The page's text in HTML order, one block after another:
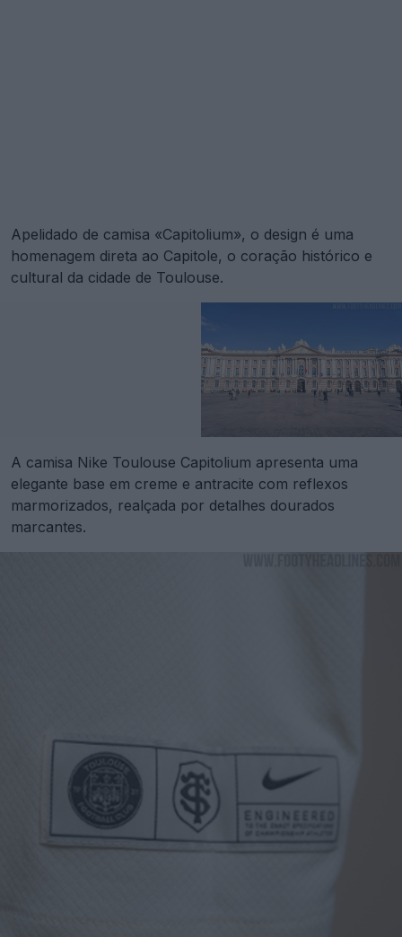
Apelidado de camisa «Capitolium», o design é uma
homenagem direta ao Capitole, o coração histórico e
cultural da cidade de Toulouse.
A camisa Nike Toulouse Capitolium apresenta uma
elegante base em creme e antracite com reflexos
marmorizados, realçada por detalhes dourados
marcantes.